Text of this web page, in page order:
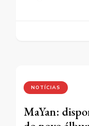
NOTÍCIAS
MaYan: